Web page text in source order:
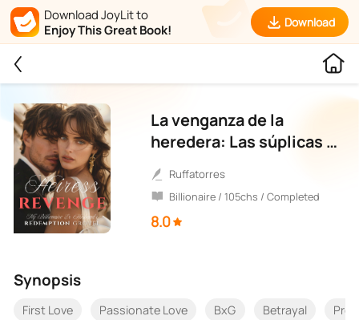
Download JoyLit to
Enjoy This Great Book!
Download
La venganza de la
heredera: Las súplicas de
mi exesposo
multimillonario
ruffatorres
Billionaire / 105chs / Completed
8.0
Synopsis
First Love Passionate Love BxG Betrayal